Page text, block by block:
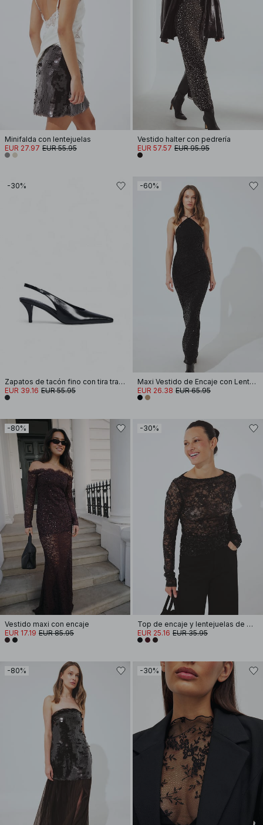
Minifalda con lentejuelas
EUR 27.97 EUR 55.95
Vestido halter con pedrería
EUR 57.57 EUR 95.95
-30%
Zapatos de tacón fino con tira trasera
EUR 39.16 EUR 55.95
-60%
Maxi Vestido de Encaje con Lentejuelas y Cuello Haltern
EUR 26.38 EUR 65.95
-80%
Vestido maxi con encaje
EUR 17.19 EUR 85.95
-30%
Top de encaje y lentejuelas de manga larga
EUR 25.16 EUR 35.95
-80% -30%